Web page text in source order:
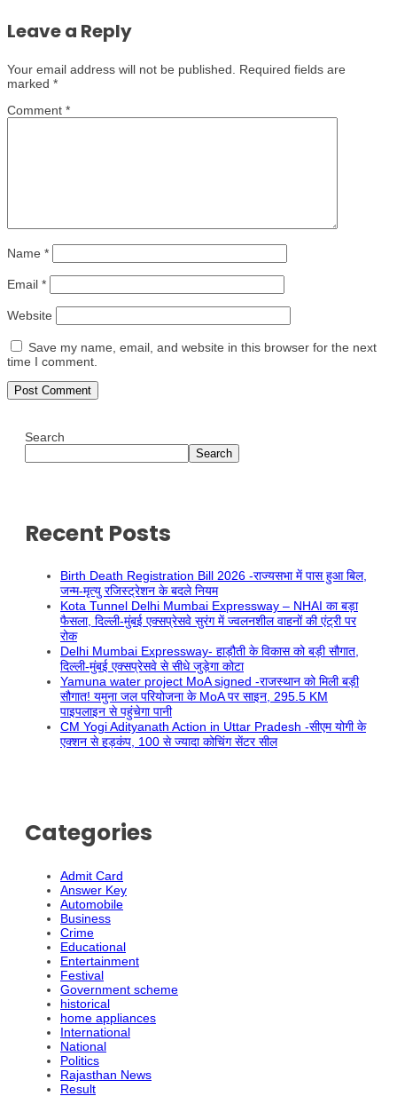
Leave a Reply
Your email address will not be published.
Required fields are
marked *
Comment *
Name *
Email *
Website
Save my name, email, and website in this browser for the next
time I comment.
Search
Search
Recent Posts
Birth Death Registration Bill 2026 -राज्यसभा में पास हुआ बिल,
जन्म-मृत्यु रजिस्ट्रेशन के बदले नियम
Kota Tunnel Delhi Mumbai Expressway – NHAI का बड़ा
फैसला, दिल्ली-मुंबई एक्सप्रेसवे सुरंग में ज्वलनशील वाहनों की एंट्री पर
रोक
Delhi Mumbai Expressway- हाड़ौती के विकास को बड़ी सौगात,
दिल्ली-मुंबई एक्सप्रेसवे से सीधे जुड़ेगा कोटा
Yamuna water project MoA signed -राजस्थान को मिली बड़ी
सौगात! यमुना जल परियोजना के MoA पर साइन, 295.5 KM
पाइपलाइन से पहुंचेगा पानी
CM Yogi Adityanath Action in Uttar Pradesh -सीएम योगी के
एक्शन से हड़कंप, 100 से ज्यादा कोचिंग सेंटर सील
Categories
Admit Card
Answer Key
Automobile
Business
Crime
Educational
Entertainment
Festival
Government scheme
historical
home appliances
International
National
Politics
Rajasthan News
Result